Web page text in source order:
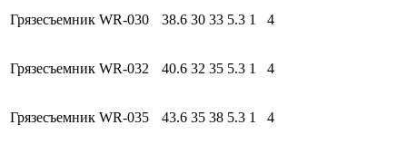
Грязесъемник WR-030 38.6 30 33 5.3 1 4
Грязесъемник WR-032 40.6 32 35 5.3 1 4
Грязесъемник WR-035 43.6 35 38 5.3 1 4